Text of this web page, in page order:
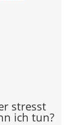
stresst
ich tun?